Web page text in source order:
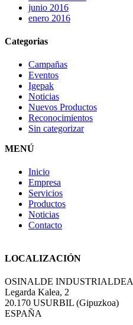
junio 2016
enero 2016
Categorias
Campañas
Eventos
Igepak
Noticias
Nuevos Productos
Reconocimientos
Sin categorizar
MENÚ
Inicio
Empresa
Servicios
Productos
Noticias
Contacto
LOCALIZACIÓN
OSINALDE INDUSTRIALDEA
Legarda Kalea, 2
20.170 USURBIL (Gipuzkoa)
ESPAÑA